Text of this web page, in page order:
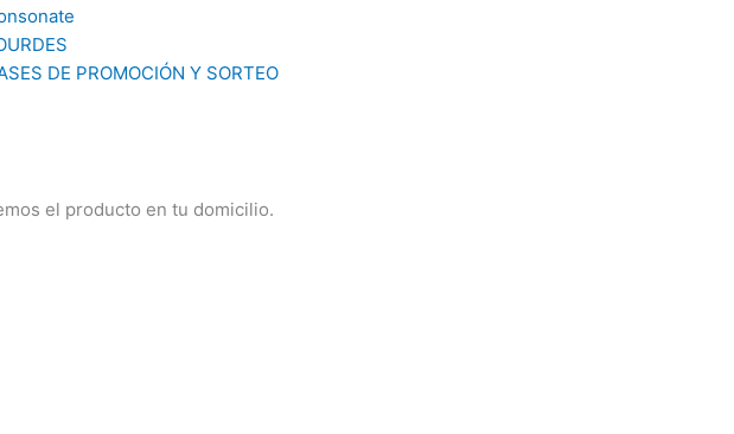
DE PROMOCIÓN Y SORTEO
el producto en tu domicilio.